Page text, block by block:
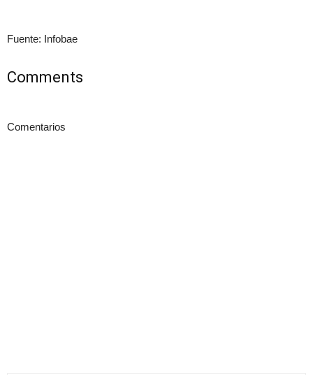
Fuente: Infobae
Comments
Comentarios